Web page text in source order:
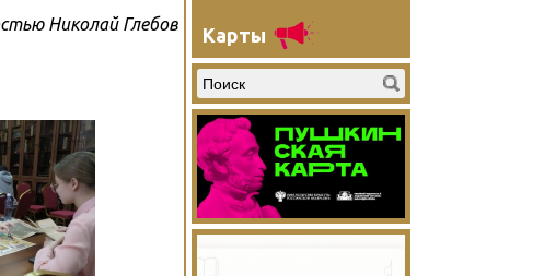
Николай Глебов
Карты